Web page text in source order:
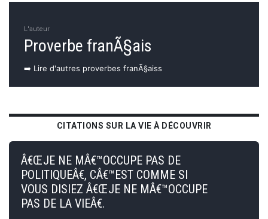
L'auteur
Proverbe franÃ§ais
➡️ Lire d'autres proverbes franÃ§aiss
CITATIONS SUR LA VIE À DÉCOUVRIR
Â€ŒJE NE MÂ€™OCCUPE PAS DE
POLITIQUEÂ€, CÂ€™EST COMME SI
VOUS DISIEZ Â€ŒJE NE MÂ€™OCCUPE
PAS DE LA VIEÂ€.